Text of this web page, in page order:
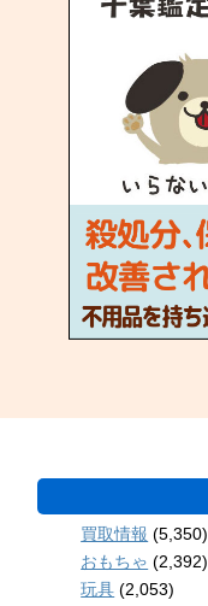
買取情報 (5,350)
おもちゃ (2,392)
玩具 (2,053)